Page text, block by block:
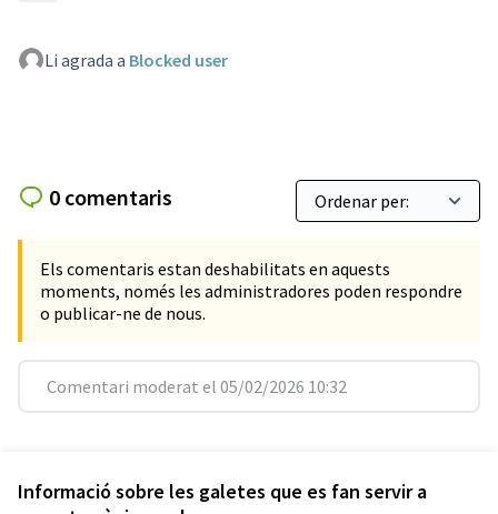
Informació sobre les galetes que es fan servir a
Li agrada a Blocked user
0 comentaris
Els comentaris estan deshabilitats en aquests
moments, només les administradores poden respondre
o publicar-ne de nous.
Comentari moderat el 05/02/2026 10:32
Verifica l'empremta digital